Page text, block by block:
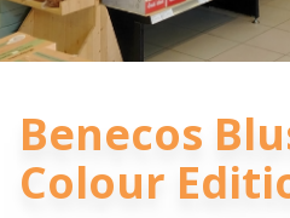
Benecos
Colour